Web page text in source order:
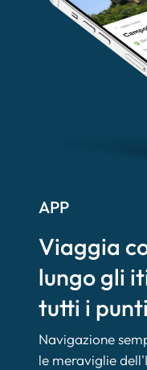
APP
Viaggia
lungo gli
tutti i
Navigazione
le meraviglie